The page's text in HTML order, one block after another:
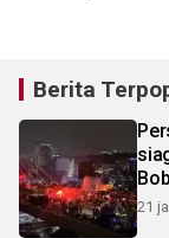
Berita
21